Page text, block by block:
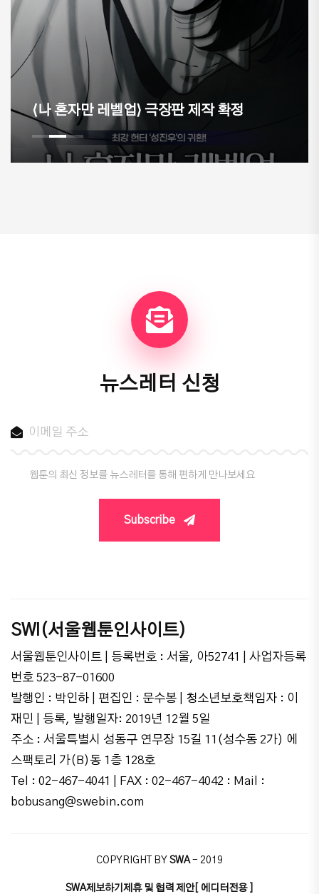
정
이제 보는 웹툰만이 아닌 경험하는
나온다.
뉴스레터 신청
웹툰의 최신 정보를 뉴스레터를 통해 편하게 만나보세요
Subscribe
SWI(서울웹툰인사이트)
서울웹툰인사이트 | 등록번호 : 서울, 아52741 | 사업자등록
번호 523-87-01600
발행인 : 박인하 | 편집인 : 문수봉 | 청소년보호책임자 : 이
재민 | 등록, 발행일자: 2019년 12월 5일
주소 : 서울특별시 성동구 연무장 15길 11(성수동 2가) 에
스팩토리 가(B)동 1층 128호
Tel : 02-467-4041 | FAX : 02-467-4042 : Mail :
bobusang@swebin.com
COPYRIGHT BY SWA- 2019
SWA제보하기 제휴 및 협력 제안[ 에디터전용 ]